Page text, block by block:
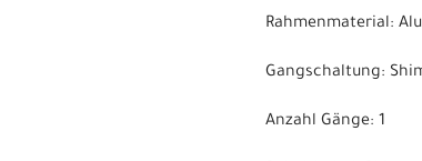
Rahmenmaterial:
Gangschaltung:
Anzahl Gänge: 1